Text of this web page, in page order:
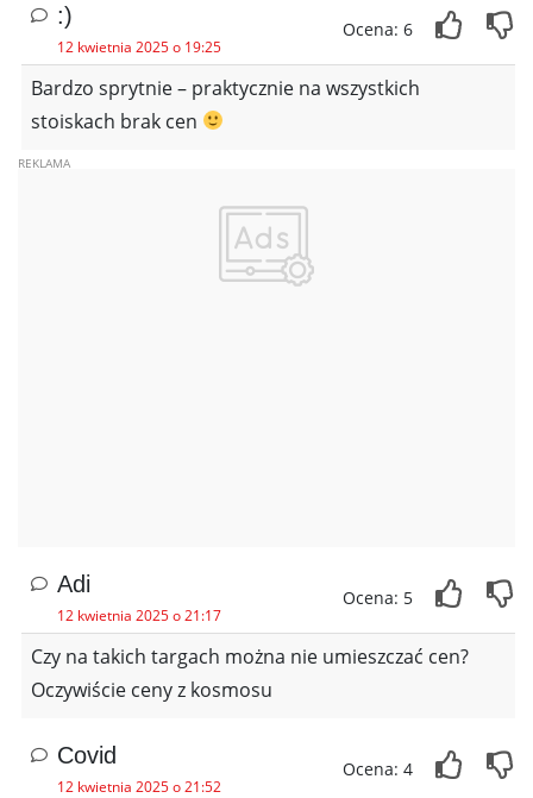
:)
12 kwietnia 2025 o 19:25
Ocena: 6
Bardzo sprytnie – praktycznie na wszystkich
stoiskach brak cen
Adi
12 kwietnia 2025 o 21:17
Ocena: 5
Czy na takich targach można nie umieszczać cen?
Oczywiście ceny z kosmosu
Covid
12 kwietnia 2025 o 21:52
Ocena: 4